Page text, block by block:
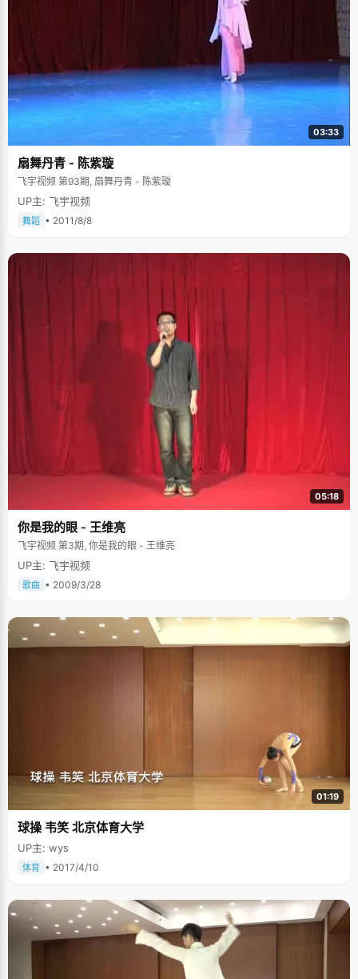
03:33
扇舞丹青 - 陈紫璇
飞宇视频 第93期, 扇舞丹青 - 陈紫璇
UP主: 飞宇视频
舞蹈 • 2011/8/8
05:18
你是我的眼 - 王维亮
飞宇视频 第3期, 你是我的眼 - 王维亮
UP主: 飞宇视频
歌曲 • 2009/3/28
01:19
球操 韦笑 北京体育大学
UP主: wys
体育 • 2017/4/10